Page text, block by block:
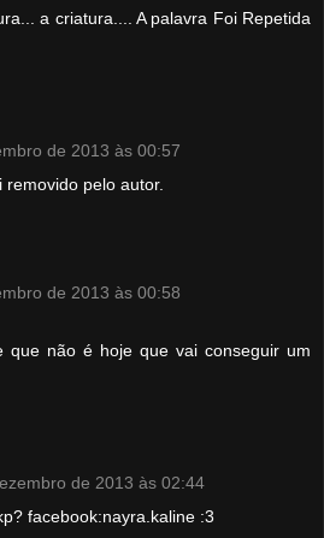
a criatura.... A palavra Foi Repetida
de 2013 às 00:57
pelo autor.
de 2013 às 00:58
que não é hoje que vai conseguir um
de 2013 às 02:44
facebook:nayra.kaline :3